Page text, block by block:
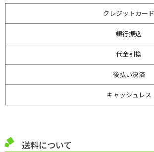
クレジットカード
銀行振込
代金引換
後払い決済
キャッシュレス
送料について